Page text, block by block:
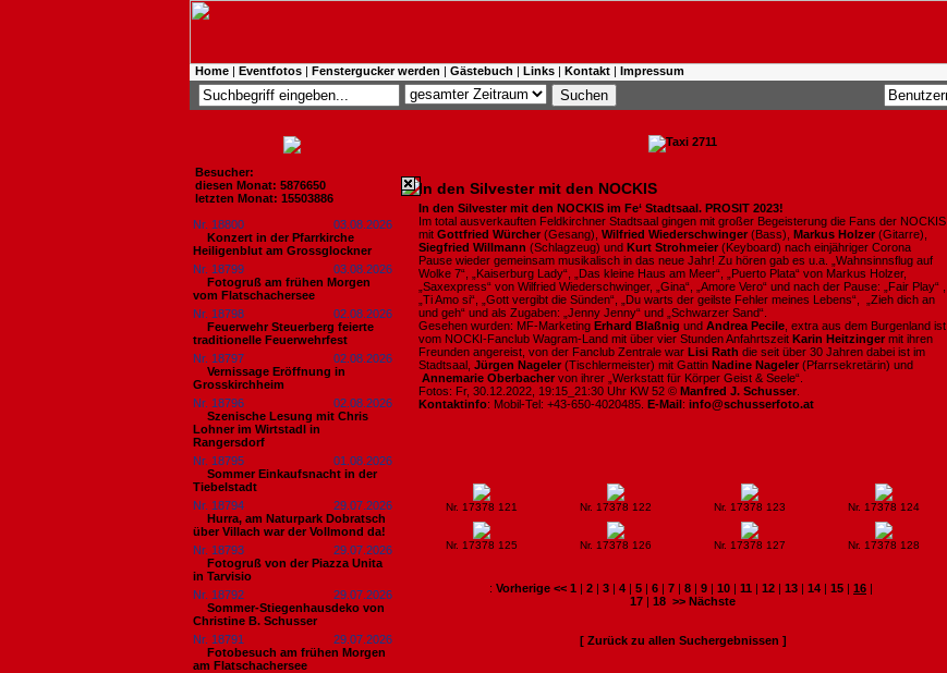
Home | Eventfotos | Fenstergucker werden | Gästebuch | Links | Kontakt | Impressum
Besucher:
diesen Monat: 5876650
letzten Monat: 15503886
Nr. 18800
03.08.2026
Konzert in der Pfarrkirche
Heiligenblut am Grossglockner
Nr. 18799
03.08.2026
Fotogruß am frühen Morgen
vom Flatschachersee
Nr. 18798
02.08.2026
Feuerwehr Steuerberg feierte
traditionelle Feuerwehrfest
Nr. 18797
02.08.2026
Vernissage Eröffnung in
Grosskirchheim
Nr. 18796
02.08.2026
Szenische Lesung mit Chris
Lohner im Wirtstadl in
Rangersdorf
Nr. 18795
01.08.2026
Sommer Einkaufsnacht in der
Tiebelstadt
Nr. 18794
29.07.2026
Hurra, am Naturpark Dobratsch
über Villach war der Vollmond da!
Nr. 18793
29.07.2026
Fotogruß von der Piazza Unita
in Tarvisio
Nr. 18792
29.07.2026
Sommer-Stiegenhausdeko von
Christine B. Schusser
Nr. 18791
29.07.2026
Fotobesuch am frühen Morgen
am Flatschachersee
In den Silvester mit den NOCKIS
In den Silvester mit den NOCKIS im Fe‘ Stadtsaal. PROSIT 2023!
Im total ausverkauften Feldkirchner Stadtsaal gingen mit großer Begeisterung die Fans der NOCKIS
mit Gottfried Würcher (Gesang), Wilfried Wiederschwinger (Bass), Markus Holzer (Gitarre),
Siegfried Willmann (Schlagzeug) und Kurt Strohmeier (Keyboard) nach einjähriger Corona
Pause wieder gemeinsam musikalisch in das neue Jahr! Zu hören gab es u.a. „Wahnsinnsflug auf
Wolke 7“, „Kaiserburg Lady“, „Das kleine Haus am Meer“, „Puerto Plata“ von Markus Holzer,
„Saxexpress“ von Wilfried Wiederschwinger, „Gina“, „Amore Vero“ und nach der Pause: „Fair Play“ ,
„Ti Amo si“, „Gott vergibt die Sünden“, „Du warts der geilste Fehler meines Lebens“, „Zieh dich an
und geh“ und als Zugaben: „Jenny Jenny“ und „Schwarzer Sand“.
Gesehen wurden: MF-Marketing Erhard Blaßnig und Andrea Pecile , extra aus dem Burgenland ist
vom NOCKI-Fanclub Wagram-Land mit über vier Stunden Anfahrtszeit Karin Heitzinger mit ihren
Freunden angereist, von der Fanclub Zentrale war Lisi Rath die seit über 30 Jahren dabei ist im
Stadtsaal, Jürgen Nageler (Tischlermeister) mit Gattin Nadine Nageler (Pfarrsekretärin) und
Annemarie Oberbacher von ihrer „Werkstatt für Körper Geist & Seele“.
Fotos: Fr, 30.12.2022, 19:15_21:30 Uhr KW 52 © Manfred J. Schusser
Kontaktinfo: Mobil-Tel: +43-650-4020485. E-Mail: info@schusserfoto.at
Nr. 17378 121 Nr. 17378 122 Nr. 17378 123 Nr. 17378 124
Nr. 17378 125 Nr. 17378 126 Nr. 17378 127 Nr. 17378 128
: Vorherige << 1 | 2 | 3 | 4 | 5 | 6 | 7 | 8 | 9 | 10 | 11 | 12 | 13 | 14 | 15 | 16 |
17 | 18 >> Nächste
[ Zurück zu allen Suchergebnissen ]